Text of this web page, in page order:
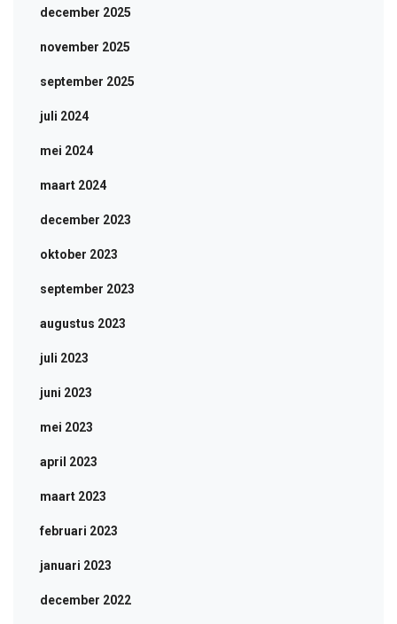
december 2025
november 2025
september 2025
juli 2024
mei 2024
maart 2024
december 2023
oktober 2023
september 2023
augustus 2023
juli 2023
juni 2023
mei 2023
april 2023
maart 2023
februari 2023
januari 2023
december 2022